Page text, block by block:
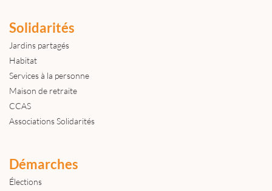
Solidarités
Jardins partagés
Habitat
Services à la personne
Maison de retraite
CCAS
Associations Solidarités
Démarches
Élections